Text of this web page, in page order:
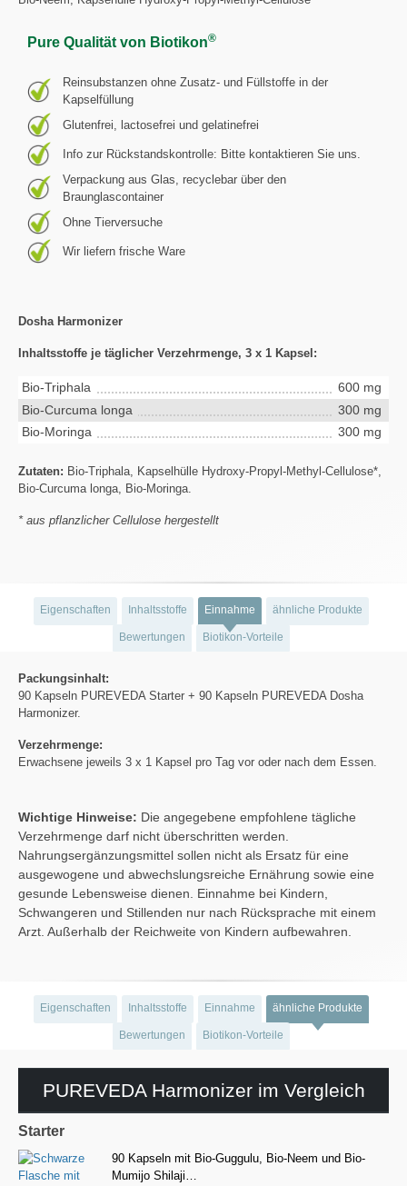
Pure Qualität von Biotikon®
Reinsubstanzen ohne Zusatz- und Füllstoffe in der
Kapselfüllung
Glutenfrei, lactosefrei und gelatinefrei
Info zur Rückstandskontrolle: Bitte kontaktieren Sie uns.
Verpackung aus Glas, recyclebar über den
Braunglascontainer
Ohne Tierversuche
Wir liefern frische Ware
Dosha Harmonizer
Inhaltsstoffe je täglicher Verzehrmenge, 3 x 1 Kapsel:
Bio-Triphala
600 mg
Bio-Curcuma longa
300 mg
Bio-Moringa
300 mg
Zutaten: Bio-Triphala, Kapselhülle Hydroxy-Propyl-Methyl-Cellulose*,
Bio-Curcuma longa, Bio-Moringa.
* aus pflanzlicher Cellulose hergestellt
Eigenschaften Inhaltsstoffe Einnahme ähnliche Produkte
Bewertungen Biotikon-Vorteile
Packungsinhalt:
90 Kapseln PUREVEDA Starter + 90 Kapseln PUREVEDA Dosha
Harmonizer.
Verzehrmenge:
Erwachsene jeweils 3 x 1 Kapsel pro Tag vor oder nach dem Essen.
Wichtige Hinweise: Die angegebene empfohlene tägliche
Verzehrmenge darf nicht überschritten werden.
Nahrungsergänzungsmittel sollen nicht als Ersatz für eine
ausgewogene und abwechslungsreiche Ernährung sowie eine
gesunde Lebensweise dienen. Einnahme bei Kindern,
Schwangeren und Stillenden nur nach Rücksprache mit einem
Arzt. Außerhalb der Reichweite von Kindern aufbewahren.
Eigenschaften Inhaltsstoffe Einnahme ähnliche Produkte
Bewertungen Biotikon-Vorteile
PUREVEDA Harmonizer im Vergleich
Starter
90 Kapseln mit Bio-Guggulu, Bio-Neem und Bio-
Mumijo Shilaji…